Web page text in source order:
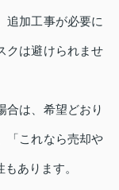
追加工事が必要に
クは避けられませ
合は、希望どおり
「これなら売却や
あります。